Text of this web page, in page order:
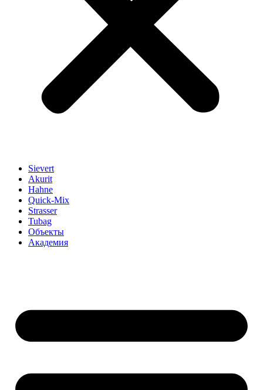
Sievert
Akurit
Hahne
Quick-Mix
Strasser
Tubag
Объекты
Академия